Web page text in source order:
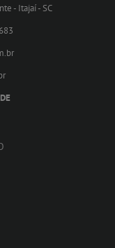
- Itajaí - SC